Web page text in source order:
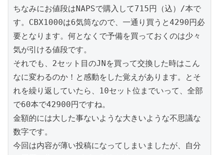
ちなみにお値段はNAPSで購入して715円（込）/本で
す。CBX1000は6気筒なので、一通り買うと4290円必
要となります。何となくで予備を買っておくのは少々
気が引ける値段です。
それでも、2セット目のJNを買って交換した時はこん
なに変わるのか！と感動をした覚えがあります。とそ
れを繰り返していたら、10セット位までいって、全部
で60本で42900円ですね。
金額的には大した事ないような大きいような不思議な
数字です。
今回は内容が薄い投稿になってしまいましたが、自分